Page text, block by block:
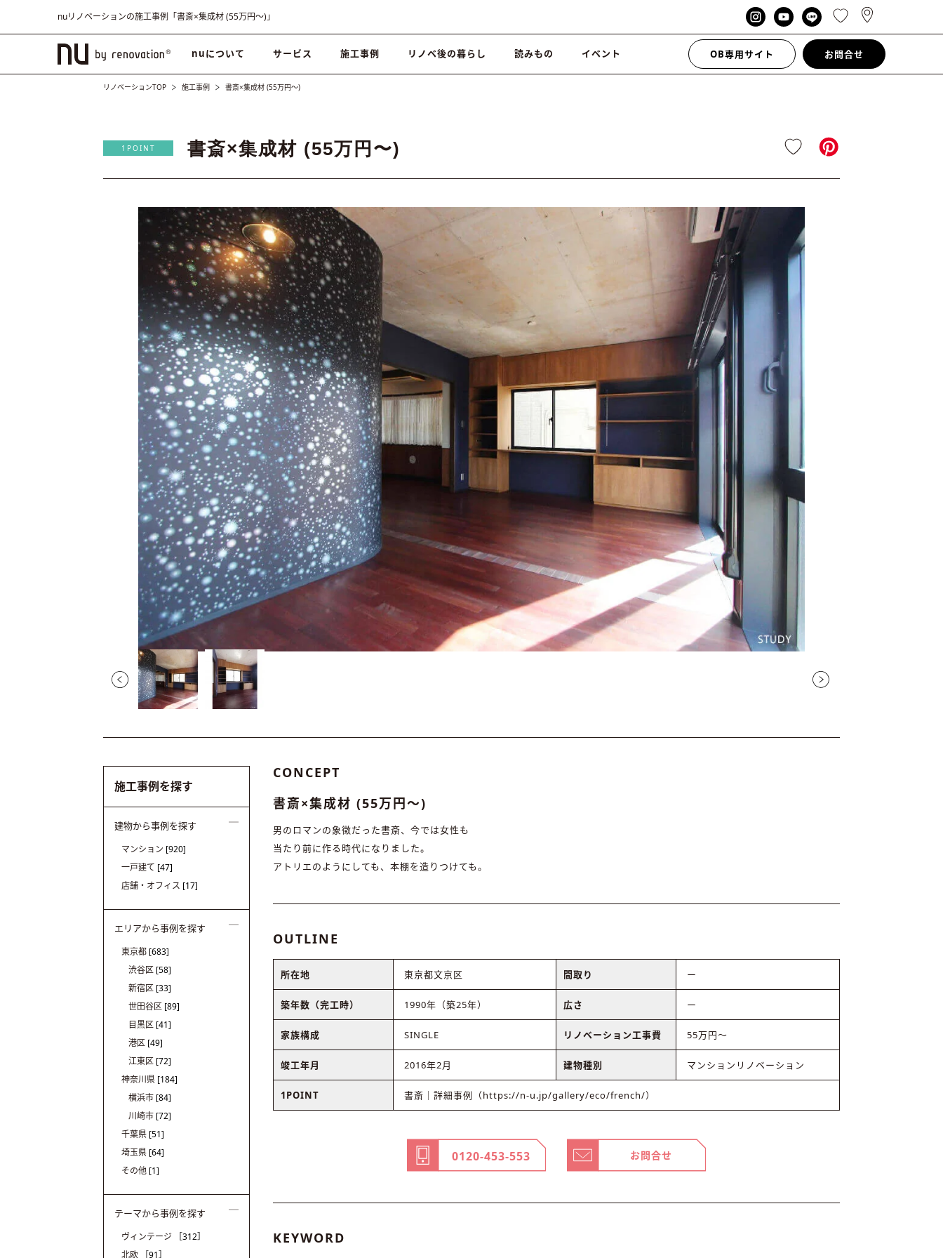
nuリノベーションの施工事例「書斎×集成材 (55万円〜)」
nuについて サービス 施工事例 リノベ後の暮らし 読みもの イベント OB専用サイト お問合せ
リノベーションTOP 施工事例 書斎×集成材 (55万円〜)
1POINT 書斎×集成材 (55万円〜)
CONCEPT
書斎×集成材 (55万円〜)
男のロマンの象徴だった書斎、今では女性も
当たり前に作る時代になりました。
アトリエのようにしても、本棚を造りつけても。
OUTLINE
所在地 東京都文京区 間取り ー
築年数（完工時） 1990年（築25年） 広さ ー
家族構成 SINGLE リノベーション工事費 55万円〜
竣工年月 2016年2月 建物種別 マンションリノベーション
1POINT 書斎｜詳細事例（https://n-u.jp/gallery/eco/french/）
0120-453-553 お問合せ
KEYWORD
施工事例を探す
建物から事例を探す
マンション [920]
一戸建て [47]
店舗・オフィス [17]
エリアから事例を探す
東京都 [683]
渋谷区 [58]
新宿区 [33]
世田谷区 [89]
目黒区 [41]
港区 [49]
江東区 [72]
神奈川県 [184]
横浜市 [84]
川崎市 [72]
千葉県 [51]
埼玉県 [64]
その他 [1]
テーマから事例を探す
ヴィンテージ
［312］
北欧
［91］